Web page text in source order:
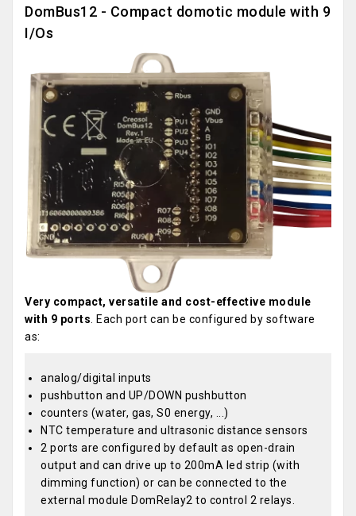
DomBus12 - Compact domotic module with 9
I/Os
Very compact, versatile and cost-effective module
with 9 ports . Each port can be configured by software
as:
analog/digital inputs
pushbutton and UP/DOWN pushbutton
counters (water, gas, S0 energy, ...)
NTC temperature and ultrasonic distance sensors
2 ports are configured by default as open-drain
output and can drive up to 200mA led strip (with
dimming function) or can be connected to the
external module DomRelay2 to control 2 relays.